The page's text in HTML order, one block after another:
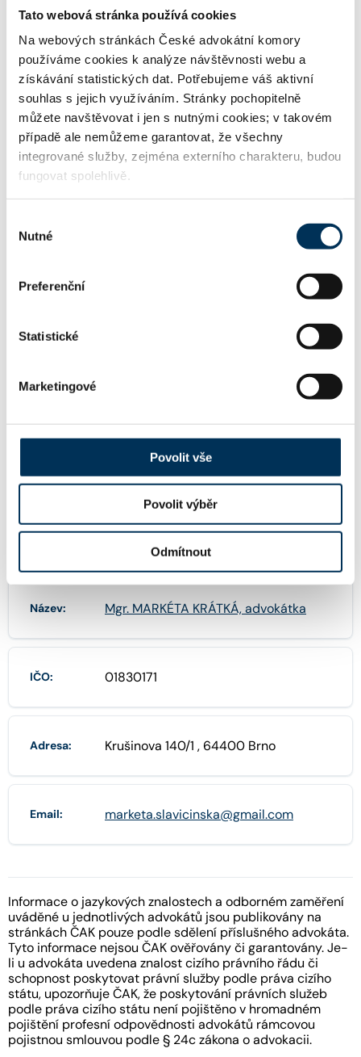
Tato webová stránka používá cookies
Na webových stránkách České advokátní komory
používáme cookies k analýze návštěvnosti webu a
získávání statistických dat. Potřebujeme váš aktivní
souhlas s jejich využíváním. Stránky pochopitelně
můžete navštěvovat i jen s nutnými cookies; v takovém
případě ale nemůžeme garantovat, že všechny
integrované služby, zejména externího charakteru, budou
fungovat spolehlivě.
souhlasu
Nutné
Preferenční
Statistické
Marketingové
Povolit vše
Povolit výběr
Odmítnout
01 generální praxe
02 občanské právo
16 obchodní právo
Rödl Legal, s.r.o.
Název: Mgr. MARKÉTA KRÁTKÁ, advokátka
IČO: 01830171
Adresa: Krušinova 140/1 , 64400 Brno
Email: marketa.slavicinska@gmail.com
Informace o jazykových znalostech a odborném zaměření
uváděné u jednotlivých advokátů jsou publikovány na
stránkách ČAK pouze podle sdělení příslušného advokáta.
Tyto informace nejsou ČAK ověřovány či garantovány. Je-
li u advokáta uvedena znalost cizího právního řádu či
schopnost poskytovat právní služby podle práva cizího
státu, upozorňuje ČAK, že poskytování právních služeb
podle práva cizího státu není pojištěno v hromadném
pojištění profesní odpovědnosti advokátů rámcovou
pojistnou smlouvou podle § 24c zákona o advokacii.